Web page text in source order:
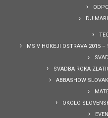
DJ
MS V HOKEJI OSTRAVA 2015
SVADBA ROKA
ABBASHOW
OKOLO